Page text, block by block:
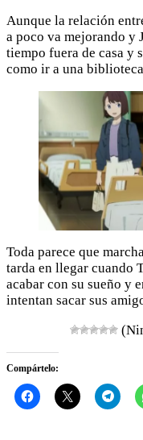
Aunque la relación
a poco va mejorando y
tiempo fuera de casa y
como ir a una
Toda parece que
tarda en llegar cuando
acabar con su sueño y
intentan sacar sus
Compártelo: